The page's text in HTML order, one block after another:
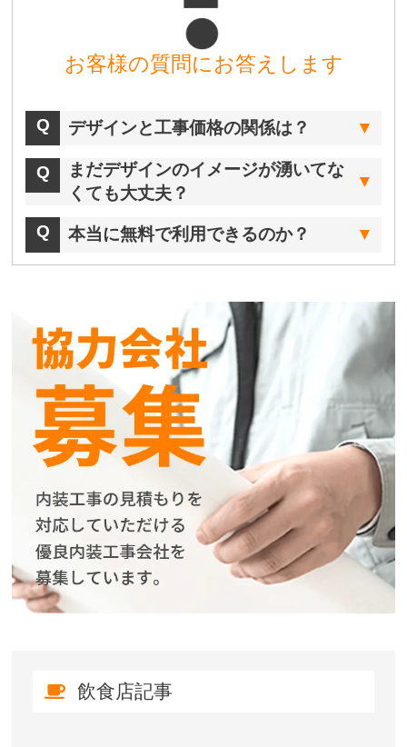
お客様の質問にお答えします
デザインと工事価格の関係は？
まだデザインのイメージが湧いてな
くても大丈夫？
本当に無料で利用できるのか？
飲食店記事